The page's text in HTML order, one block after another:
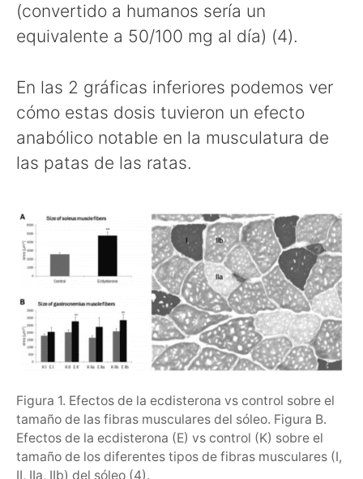
(convertido a humanos sería un
equivalente a 50/100 mg al día) (4).
En las 2 gráficas inferiores podemos ver
cómo estas dosis tuvieron un efecto
anabólico notable en la musculatura de
las patas de las ratas.
Figura 1. Efectos de la ecdisterona vs control sobre el
tamaño de las fibras musculares del sóleo. Figura B.
Efectos de la ecdisterona (E) vs control (K) sobre el
tamaño de los diferentes tipos de fibras musculares (I,
II, IIa, IIb) del sóleo (4).